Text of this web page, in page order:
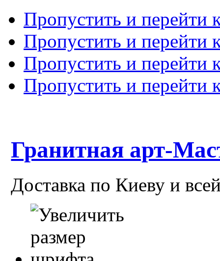
Пропустить и перейти
Пропустить и перейти
Пропустить и перейти
Пропустить и перейти
Гранитная арт-
Доставка по Киеву и